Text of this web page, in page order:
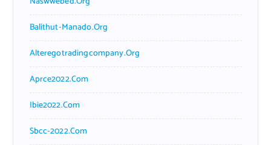
Balithut-Manado.org
Alteregotradingcompany.org
Aprce2022.com
Ibie2022.com
Sbcc-2022.com